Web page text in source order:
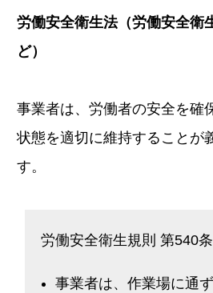
労働安全衛生法（労働安全衛
ど）
事業者は、労働者の安全を確
状態を適切に維持することが
す。
労働安全衛生規則 第540条
事業者は、作業場に通